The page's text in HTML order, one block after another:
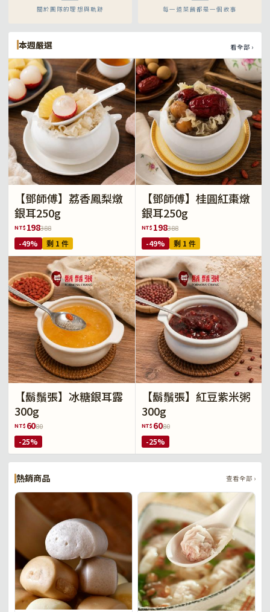
關於團隊的理想與軌跡 每一道菜餚都是一個故事
本週嚴選 看全部 ›
【鄧師傅】荔香鳳梨燉
銀耳250g
NT$ 198388
-49% 剩 1 件
【鄧師傅】桂圓紅棗燉
銀耳250g
NT$ 198388
-49% 剩 1 件
【鬍鬚張】冰糖銀耳露
300g
NT$ 6080
-25%
【鬍鬚張】紅豆紫米粥
300g
NT$ 6080
-25%
熱銷商品 查看全部 ›